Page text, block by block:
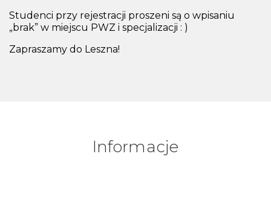
Studenci przy rejestracji proszeni są o wpisaniu
„brak” w miejscu PWZ i specjalizacji : )
Zapraszamy do Leszna!
Informacje